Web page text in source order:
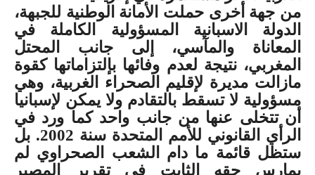
من جهة أخرى حملت الأمانة الوطنية للجبهة،
الدولة الاسبانية المسؤولية الكاملة في
المعاناة والمآسي، إلى جانب المحتل
المغربي، نتيجة لعدم وفائها بإلتزاماتها كقوة
مازالت مديرة لإقليم الصحراء الغربية، وهي
مسؤولية لا تسقط بالتقادم ولا يمكن لإسبانيا
أن تتخلى عنها من جانب واحد كما ورد في
الرأي القانوني للأمم المتحدة سنة 2002. بل
ستظل قائمة ما دام الشعب الصحراوي لم
يمارس حقه الثابت في تقرير المصير